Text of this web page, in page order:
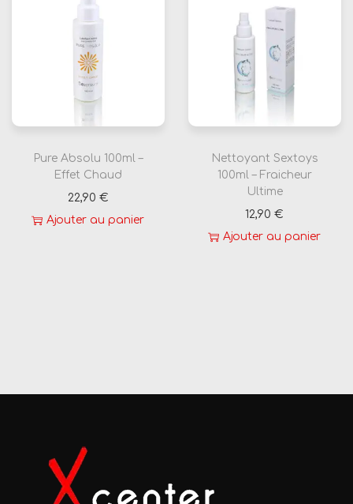
Pure Absolu 100ml –
Effet Chaud
22,90 €
Ajouter au panier
Nettoyant Sextoys
100ml – Fraicheur
Ultime
12,90€
Ajouter au panier